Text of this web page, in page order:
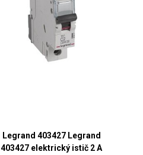
Legrand 403427 Legrand
403427 elektrický istič 2 A